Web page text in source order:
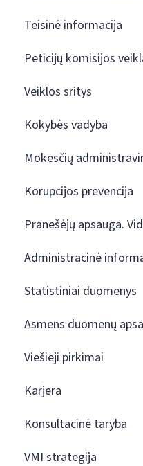
Teisinė informacija
Peticijų komisijos
Veiklos sritys
Kokybės vadyba
Mokesčių
Korupcijos prevencija
Pranešėjų apsauga.
Administracinė
Statistiniai duomenys
Asmens duomenų
Viešieji pirkimai
Karjera
Konsultacinė taryba
VMI strategija